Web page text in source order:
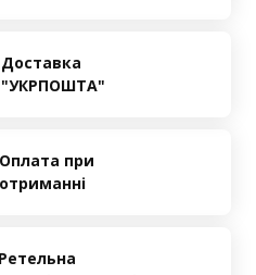
Оплата при
отриманні
Ретельна
Доставка
"УКРПОШТА"